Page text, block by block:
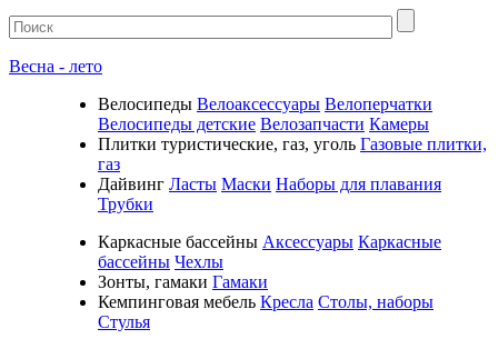
Весна - лето
Велосипеды Велоаксессуары Велоперчатки
Велосипеды детские Велозапчасти Камеры
Плитки туристические, газ, уголь Газовые плитки,
газ
Дайвинг Ласты Маски Наборы для плавания
Трубки
Каркасные бассейны Аксессуары Каркасные
бассейны Чехлы
Зонты, гамаки Гамаки
Кемпинговая мебель Кресла Столы, наборы
Стулья